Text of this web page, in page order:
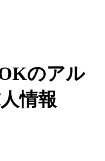
のアル
情報